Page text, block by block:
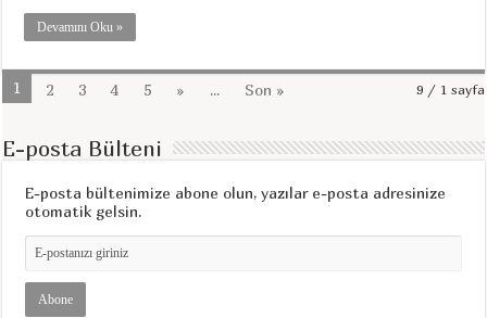
Devamını Oku »
9 / 1 sayfa
1 2 3 4 5 » ... Son »
E-posta Bülteni
E-posta bültenimize abone olun, yazılar e-posta adresinize
otomatik gelsin.